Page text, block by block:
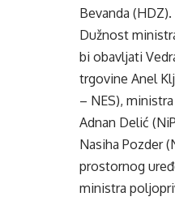
Bevanda (HDZ).
Dužnost
bi obavljati
trgovine Anel
– NES),
Adnan Delić
Nasiha Pozder
prostornog
ministra